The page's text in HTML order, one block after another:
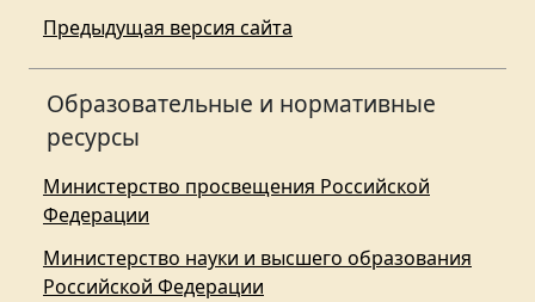
Предыдущая версия сайта
Образовательные и нормативные
ресурсы
Министерство просвещения Российской
Федерации
Министерство науки и высшего образования
Российской Федерации